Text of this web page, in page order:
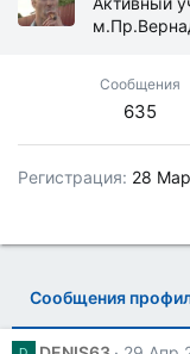
Сообщения
635
Регистрация 28
Сообщения